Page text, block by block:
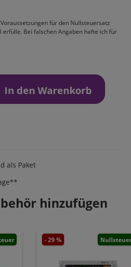
für den Nullsteuersatz
erfülle. Bei falschen Angaben hafte ich für
In den Warenkorb
als Paket
hinzufügen
- 29 %